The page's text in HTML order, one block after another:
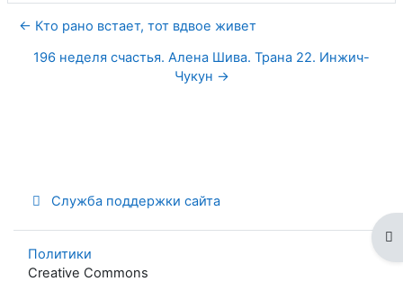
← Кто рано встает, тот вдвое живет
196 неделя счастья. Алена Шива. Трана 22. Инжич-
Чукун →
Служба поддержки сайта
Политики
Creative Commons